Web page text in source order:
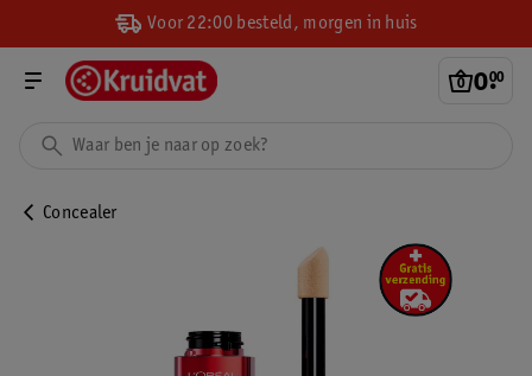
Voor 22:00 besteld, morgen in huis
0.
00
Concealer